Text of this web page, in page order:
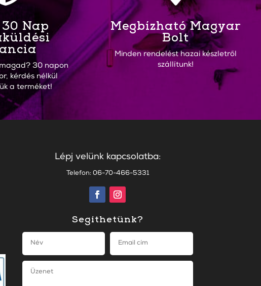
Nap
30 napon
kérdés nélkül
a terméket!
Megbízható Magyar
Bolt
Minden rendelést hazai készletről
szállítunk!
Lépj velünk kapcsolatba:
Telefon: 06-70-466-5331
Segíthetünk?